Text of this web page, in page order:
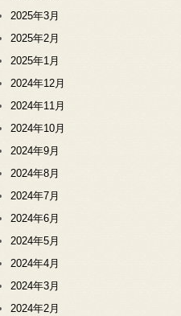
2025年3月
2025年2月
2025年1月
2024年12月
2024年11月
2024年10月
2024年9月
2024年8月
2024年7月
2024年6月
2024年5月
2024年4月
2024年3月
2024年2月